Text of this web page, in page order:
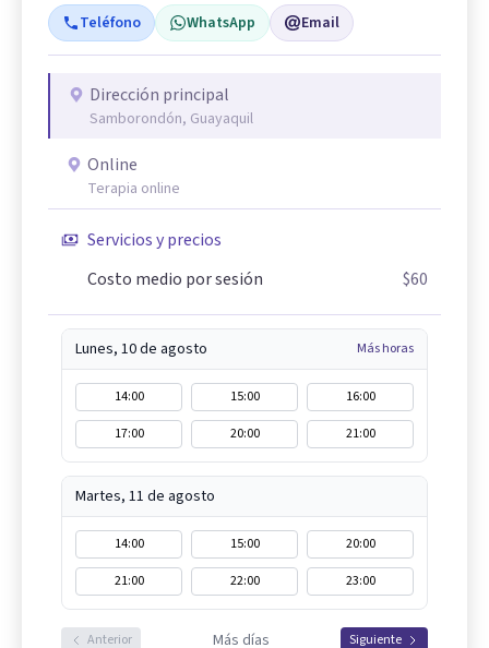
Teléfono WhatsApp Email
Dirección principal
Samborondón, Guayaquil
Online
Terapia online
Servicios y precios
Costo medio por sesión
$60
Lunes, 10 de agosto Más horas
14:00 15:00
16:00
17:00
20:00 21:00
Martes, 11 de agosto
14:00 15:00
20:00
21:00
22:00 23:00
Anterior Más días Siguiente